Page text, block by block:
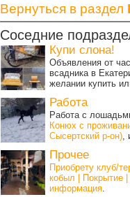
Вернуться в раздел
Соседние
Купи слона!
Объявления от
всадника в
желании купить
Работа
Работа с
Конюх с
Сысертский р-он)
Прочее
Приобрету клуб/
кобыл | Покрытие
информация